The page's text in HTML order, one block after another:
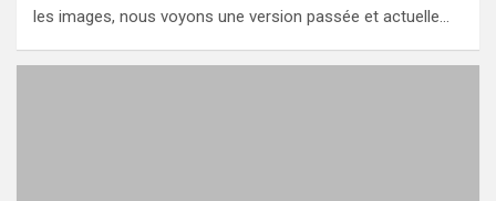
les images, nous voyons une version passée et actuelle…